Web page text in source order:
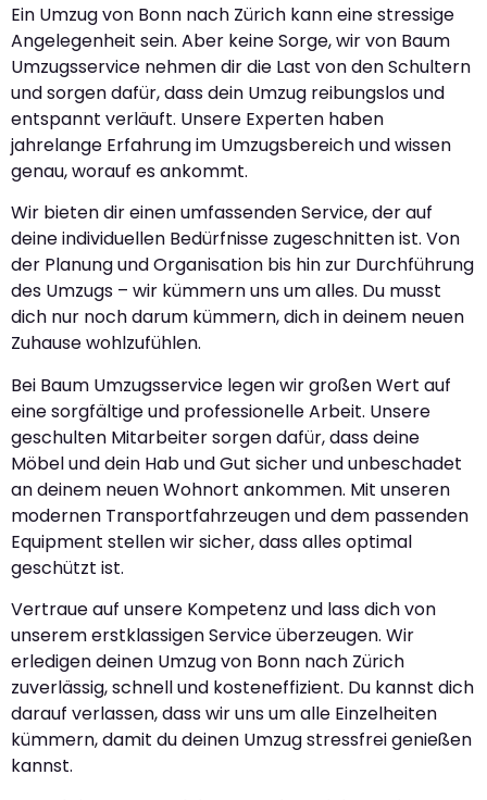
Ein Umzug von Bonn nach Zürich kann eine stressige
Angelegenheit sein. Aber keine Sorge, wir von Baum
Umzugsservice nehmen dir die Last von den Schultern
und sorgen dafür, dass dein Umzug reibungslos und
entspannt verläuft. Unsere Experten haben
jahrelange Erfahrung im Umzugsbereich und wissen
genau, worauf es ankommt.
Wir bieten dir einen umfassenden Service, der auf
deine individuellen Bedürfnisse zugeschnitten ist. Von
der Planung und Organisation bis hin zur Durchführung
des Umzugs – wir kümmern uns um alles. Du musst
dich nur noch darum kümmern, dich in deinem neuen
Zuhause wohlzufühlen.
Bei Baum Umzugsservice legen wir großen Wert auf
eine sorgfältige und professionelle Arbeit. Unsere
geschulten Mitarbeiter sorgen dafür, dass deine
Möbel und dein Hab und Gut sicher und unbeschadet
an deinem neuen Wohnort ankommen. Mit unseren
modernen Transportfahrzeugen und dem passenden
Equipment stellen wir sicher, dass alles optimal
geschützt ist.
Vertraue auf unsere Kompetenz und lass dich von
unserem erstklassigen Service überzeugen. Wir
erledigen deinen Umzug von Bonn nach Zürich
zuverlässig, schnell und kosteneffizient. Du kannst dich
darauf verlassen, dass wir uns um alle Einzelheiten
kümmern, damit du deinen Umzug stressfrei genießen
kannst.